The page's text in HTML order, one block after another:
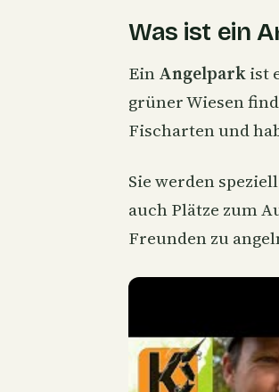
Was ist ein
EinAngelparkist
grüner Wiesen
Fischarten und
Sie werden
auch Plätze zum
Freunden zu